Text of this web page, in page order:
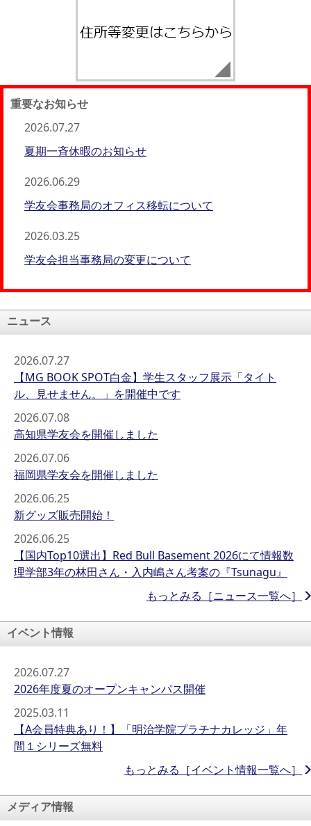
重要なお知らせ
2026.07.27
夏期一斉休暇のお知らせ
2026.06.29
学友会事務局のオフィス移転について
2026.03.25
学友会担当事務局の変更について
ニュース
2026.07.27
【MG BOOK SPOT白金】学生スタッフ展示「タイト
ル、見せません。」を開催中です
2026.07.08
高知県学友会を開催しました
2026.07.06
福岡県学友会を開催しました
2026.06.25
新グッズ販売開始！
2026.06.25
【国内Top10選出】Red Bull Basement 2026にて情報数
理学部3年の林田さん・入内嶋さん考案の『Tsunagu』
もっとみる［ニュース一覧へ］
イベント情報
2026.07.27
2026年度夏のオープンキャンパス開催
2025.03.11
【A会員特典あり！】「明治学院プラチナカレッジ」年
間１シリーズ無料
もっとみる［イベント情報一覧へ］
メディア情報